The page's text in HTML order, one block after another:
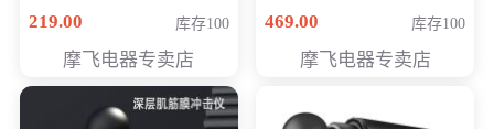
元
219.00 库存100
摩飞电器专卖店
MF-HG30 ） 会员专享价
469.00 库存100
摩飞电器专卖店